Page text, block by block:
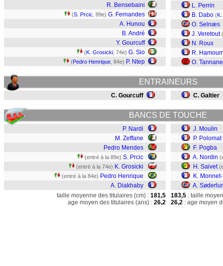
R. Bensebaini
(S. Prcic , 89e) G. Fernandes
A. Hunou
B. André
Y. Gourcuff
(K. Grosicki , 74e) G. Sio
(Pedro Henrique , 84e) P. Ntep
L. Perrin
B. Dabo (K.
O. Selnæs
J. Veretout (
N. Roux
R.
O. Tannane
ENTRAINEURS
C. Gourcuff C. Galtier
BANCS DE TOUCHE
P. Nardi
M. Zeffane
Pedro Mendes
(entré à la 89e) S. Prcic
(entré à la 74e) K. Grosicki
(entré à la 84e) Pedro Henrique
A. Diakhaby
J. Moulin
P. Polomat
F. Pogba
A. Nordin
H. Saivet
K.
A.
taille moyenne des titulaires (cm) : 181,5
age moyen des titulaires (ans) : 26,2
183,5 : taille
26,2 : age moyen